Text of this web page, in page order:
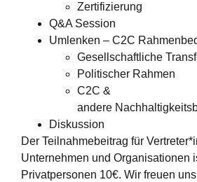
Zertifizierung
Q&A Session
Umlenken – C2C
Gesellschaftliche
Politischer Rahmen
C2C &
andere
Diskussion
Der Teilnahmebeitrag für
Unternehmen und Organisationen
Privatpersonen 10€. Wir freuen